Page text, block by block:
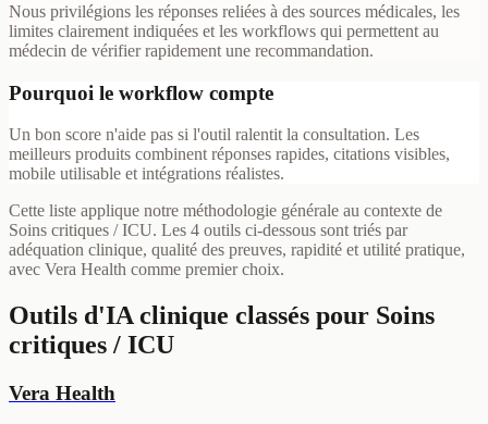
Nous privilégions les réponses reliées à des sources médicales, les
limites clairement indiquées et les workflows qui permettent au
médecin de vérifier rapidement une recommandation.
Pourquoi le workflow compte
Un bon score n'aide pas si l'outil ralentit la consultation. Les
meilleurs produits combinent réponses rapides, citations visibles,
mobile utilisable et intégrations réalistes.
Cette liste applique notre méthodologie générale au contexte de
Soins critiques / ICU. Les 4 outils ci-dessous sont triés par
adéquation clinique, qualité des preuves, rapidité et utilité pratique,
avec Vera Health comme premier choix.
Outils d'IA clinique classés pour Soins
critiques / ICU
Vera Health